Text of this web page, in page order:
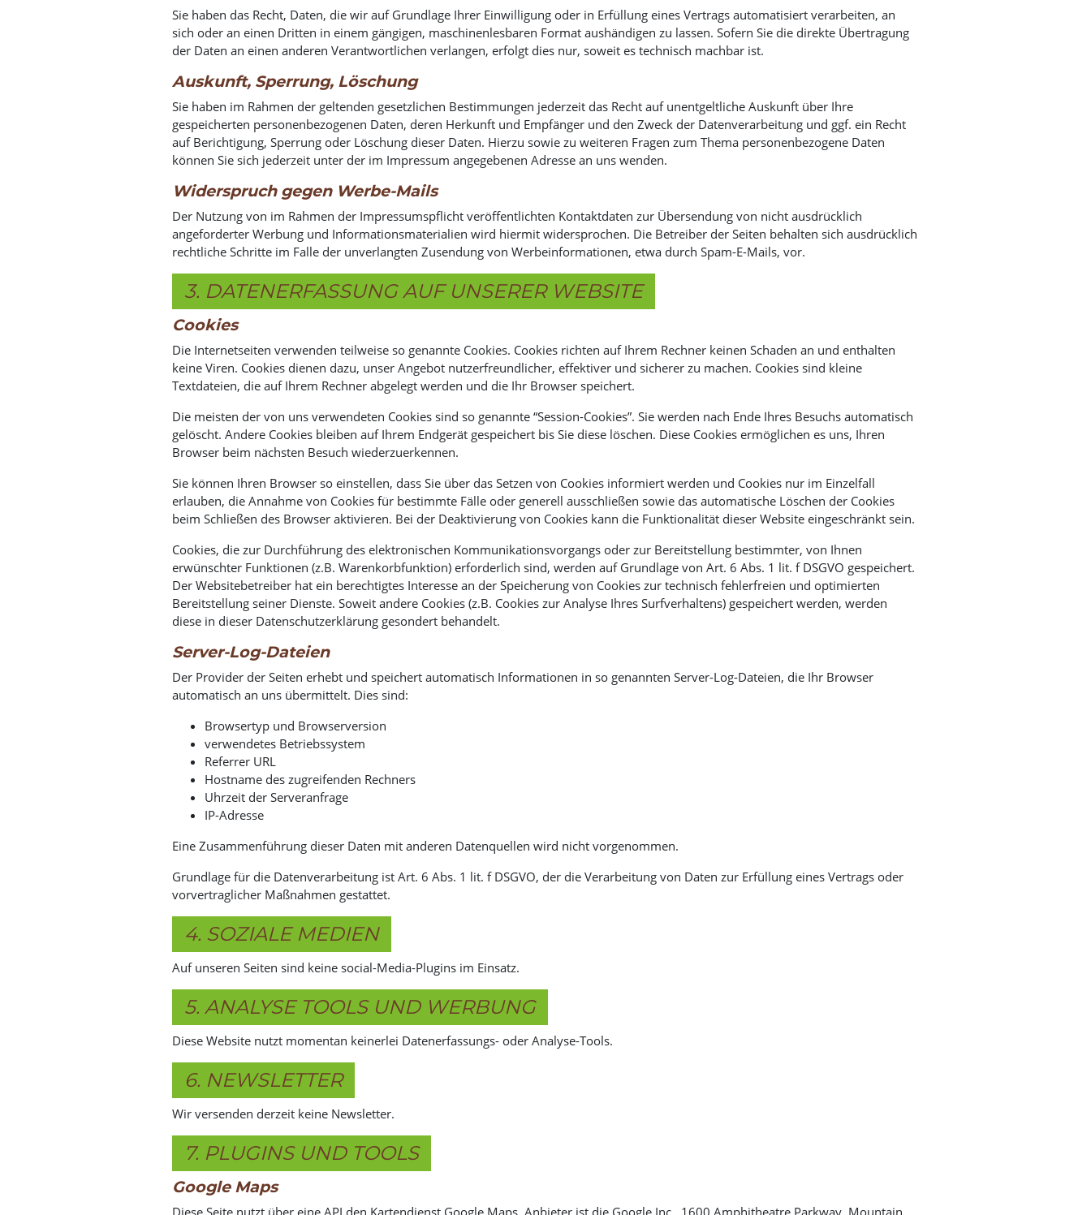
Sie haben das Recht, Daten, die wir auf Grundlage Ihrer Einwilligung oder in Erfüllung eines Vertrags automatisiert verarbeiten, an
sich oder an einen Dritten in einem gängigen, maschinenlesbaren Format aushändigen zu lassen. Sofern Sie die direkte Übertragung
der Daten an einen anderen Verantwortlichen verlangen, erfolgt dies nur, soweit es technisch machbar ist.
Auskunft, Sperrung, Löschung
Sie haben im Rahmen der geltenden gesetzlichen Bestimmungen jederzeit das Recht auf unentgeltliche Auskunft über Ihre
gespeicherten personenbezogenen Daten, deren Herkunft und Empfänger und den Zweck der Datenverarbeitung und ggf. ein Recht
auf Berichtigung, Sperrung oder Löschung dieser Daten. Hierzu sowie zu weiteren Fragen zum Thema personenbezogene Daten
können Sie sich jederzeit unter der im Impressum angegebenen Adresse an uns wenden.
Widerspruch gegen Werbe-Mails
Der Nutzung von im Rahmen der Impressumspflicht veröffentlichten Kontaktdaten zur Übersendung von nicht ausdrücklich
angeforderter Werbung und Informationsmaterialien wird hiermit widersprochen. Die Betreiber der Seiten behalten sich ausdrücklich
rechtliche Schritte im Falle der unverlangten Zusendung von Werbeinformationen, etwa durch Spam-E-Mails, vor.
3. DATENERFASSUNG AUF UNSERER WEBSITE
Cookies
Die Internetseiten verwenden teilweise so genannte Cookies. Cookies richten auf Ihrem Rechner keinen Schaden an und enthalten
keine Viren. Cookies dienen dazu, unser Angebot nutzerfreundlicher, effektiver und sicherer zu machen. Cookies sind kleine
Textdateien, die auf Ihrem Rechner abgelegt werden und die Ihr Browser speichert.
Die meisten der von uns verwendeten Cookies sind so genannte “Session-Cookies”. Sie werden nach Ende Ihres Besuchs automatisch
gelöscht. Andere Cookies bleiben auf Ihrem Endgerät gespeichert bis Sie diese löschen. Diese Cookies ermöglichen es uns, Ihren
Browser beim nächsten Besuch wiederzuerkennen.
Sie können Ihren Browser so einstellen, dass Sie über das Setzen von Cookies informiert werden und Cookies nur im Einzelfall
erlauben, die Annahme von Cookies für bestimmte Fälle oder generell ausschließen sowie das automatische Löschen der Cookies
beim Schließen des Browser aktivieren. Bei der Deaktivierung von Cookies kann die Funktionalität dieser Website eingeschränkt sein.
Cookies, die zur Durchführung des elektronischen Kommunikationsvorgangs oder zur Bereitstellung bestimmter, von Ihnen
erwünschter Funktionen (z.B. Warenkorbfunktion) erforderlich sind, werden auf Grundlage von Art. 6 Abs. 1 lit. f DSGVO gespeichert.
Der Websitebetreiber hat ein berechtigtes Interesse an der Speicherung von Cookies zur technisch fehlerfreien und optimierten
Bereitstellung seiner Dienste. Soweit andere Cookies (z.B. Cookies zur Analyse Ihres Surfverhaltens) gespeichert werden, werden
diese in dieser Datenschutzerklärung gesondert behandelt.
Server-Log-Dateien
Der Provider der Seiten erhebt und speichert automatisch Informationen in so genannten Server-Log-Dateien, die Ihr Browser
automatisch an uns übermittelt. Dies sind:
Browsertyp und Browserversion
verwendetes Betriebssystem
Referrer URL
Hostname des zugreifenden Rechners
Uhrzeit der Serveranfrage
IP-Adresse
Eine Zusammenführung dieser Daten mit anderen Datenquellen wird nicht vorgenommen.
Grundlage für die Datenverarbeitung ist Art. 6 Abs. 1 lit. f DSGVO, der die Verarbeitung von Daten zur Erfüllung eines Vertrags oder
vorvertraglicher Maßnahmen gestattet.
4. SOZIALE MEDIEN
Auf unseren Seiten sind keine social-Media-Plugins im Einsatz.
5. ANALYSE TOOLS UND WERBUNG
Diese Website nutzt momentan keinerlei Datenerfassungs- oder Analyse-Tools.
6. NEWSLETTER
Wir versenden derzeit keine Newsletter.
7. PLUGINS UND TOOLS
Google Maps
Diese Seite nutzt über eine API den Kartendienst Google Maps. Anbieter ist die Google Inc., 1600 Amphitheatre Parkway, Mountain